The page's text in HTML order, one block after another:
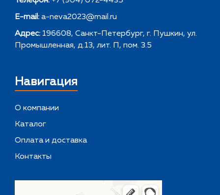
E-mail: a-neva2023@mail.ru
Адрес: 196608, Санкт-Петербург, г. Пушкин, ул.
Промышленная, д.13, лит. П, пом. 3.5
Навигация
О компании
Каталог
Оплата и доставка
Контакты